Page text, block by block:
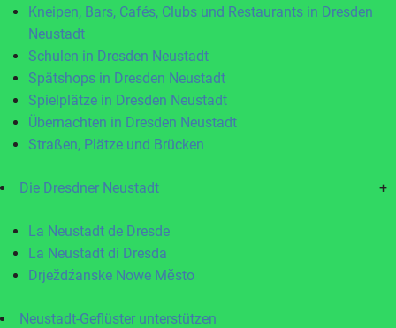
Kneipen, Bars, Cafés, Clubs und Restaurants in Dresden
Neustadt
Schulen in Dresden Neustadt
Spätshops in Dresden Neustadt
Spielplätze in Dresden Neustadt
Übernachten in Dresden Neustadt
Straßen, Plätze und Brücken
Die Dresdner Neustadt +
La Neustadt de Dresde
La Neustadt di Dresda
Drježdźanske Nowe Město
Neustadt-Geflüster unterstützen